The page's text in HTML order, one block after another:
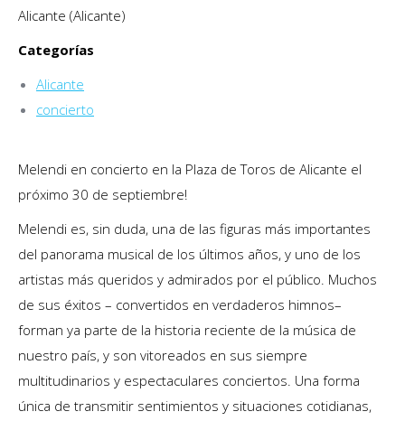
Alicante (Alicante)
Categorías
Alicante
concierto
Melendi en concierto en la Plaza de Toros de Alicante el
próximo 30 de septiembre!
Melendi es, sin duda, una de las figuras más importantes
del panorama musical de los últimos años, y uno de los
artistas más queridos y admirados por el público. Muchos
de sus éxitos – convertidos en verdaderos himnos–
forman ya parte de la historia reciente de la música de
nuestro país, y son vitoreados en sus siempre
multitudinarios y espectaculares conciertos. Una forma
única de transmitir sentimientos y situaciones cotidianas,